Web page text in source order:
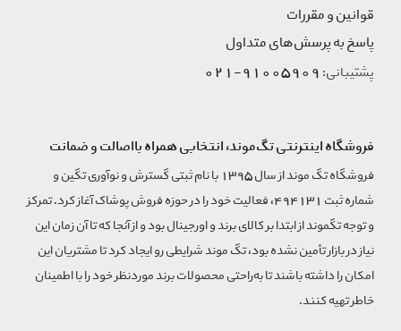
قوانین و مقررات
پاسخ به پرسش‌های متداول
پشتیبانی: 91005909-021
فروشگاه اینترنتی تگ‌موند، انتخابی همراه بااصالت و ضمانت
فروشگاه تگ موند از سال 1395 با نام ثبتی گسترش و نوآوری تگین و
شماره ثبت 494131، فعالیت خود را در حوزه فروش پوشاک آغاز کرد. تمرکز
و توجه تگموند از ابتدا بر کالای برند و اورجینال بود و از آنجا که تا آن زمان این
نیاز در بازار تأمین نشده بود، تگ موند شرایطی رو ایجاد کرد تا مشتریان این
امکان را داشته باشند تا به‌راحتی محصولات برند مورد‌نظر خود را با اطمینان
خاطر تهیه کنند.